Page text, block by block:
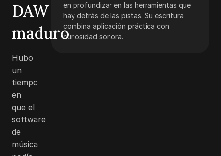
en profundizar en las herramientas que
hay detrás de las pistas. Su escritura
combina aplicación práctica con
curiosidad sonora.
DAW
maduro
Hubo
un
tiempo
en
que el
software
de
música